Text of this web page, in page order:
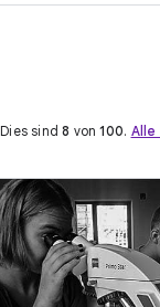
Dies sind8 von100. Alle